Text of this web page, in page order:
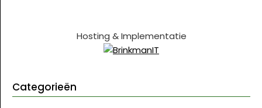
Hosting & Implementatie
Categorieën